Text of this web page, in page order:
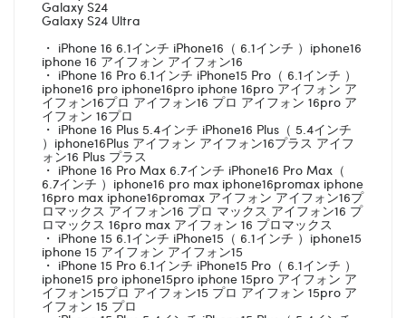
Galaxy S24
Galaxy S24 Ultra
・ iPhone 16 6.1インチ iPhone16（ 6.1インチ ）iphone16
iphone 16 アイフォン アイフォン16
・ iPhone 16 Pro 6.1インチ iPhone15 Pro（ 6.1インチ ）
iphone16 pro iphone16pro iphone 16pro アイフォン ア
イフォン16プロ アイフォン16 プロ アイフォン 16pro ア
イフォン 16プロ
・ iPhone 16 Plus 5.4インチ iPhone16 Plus（ 5.4インチ
）iphone16Plus アイフォン アイフォン16プラス アイフ
ォン16 Plus プラス
・ iPhone 16 Pro Max 6.7インチ iPhone16 Pro Max（
6.7インチ ）iphone16 pro max iphone16promax iphone
16pro max iphone16promax アイフォン アイフォン16プ
ロマックス アイフォン16 プロ マックス アイフォン16 プ
ロマックス 16pro max アイフォン 16 プロマックス
・ iPhone 15 6.1インチ iPhone15（ 6.1インチ ）iphone15
iphone 15 アイフォン アイフォン15
・ iPhone 15 Pro 6.1インチ iPhone15 Pro（ 6.1インチ ）
iphone15 pro iphone15pro iphone 15pro アイフォン ア
イフォン15プロ アイフォン15 プロ アイフォン 15pro ア
イフォン 15 プロ